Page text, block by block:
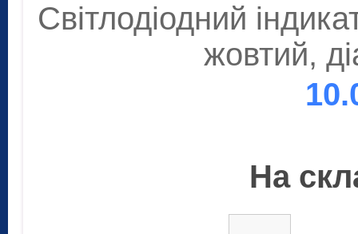
Світлодіодний
жовтий,
На